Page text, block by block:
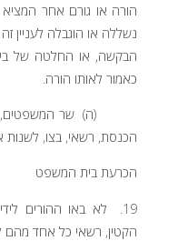
הורה או גורם אחר
נשללה או הוגבלה
הבקשה, או החלטה של
כאמור לאותו הורה.
(ה) שר המשפטים,
הכנסת, רשאי, בצו,
הכרעת בית המשפט
19. לא באו ההורים
הקטין, רשאי כל אחד מהם